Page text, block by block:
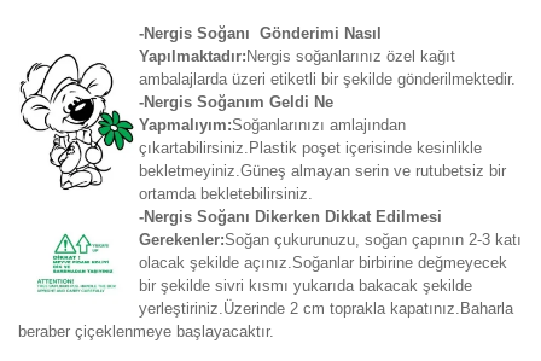
-Nergis Soğanı Gönderimi Nasıl
Yapılmaktadır: Nergis soğanlarınız özel kağıt
ambalajlarda üzeri etiketli bir şekilde gönderilmektedir.
-Nergis Soğanım Geldi Ne
Yapmalıyım:Soğanlarınızı amlajından
çıkartabilirsiniz.Plastik poşet içerisinde kesinlikle
bekletmeyiniz.Güneş almayan serin ve rutubetsiz bir
ortamda bekletebilirsiniz.
-Nergis Soğanı Dikerken Dikkat Edilmesi
Gerekenler:Soğan çukurunuzu, soğan çapının 2-3 katı
olacak şekilde açınız.Soğanlar birbirine değmeyecek
bir şekilde sivri kısmı yukarıda bakacak şekilde
yerleştiriniz.Üzerinde 2 cm toprakla kapatınız.Baharla
beraber çiçeklenmeye başlayacaktır.